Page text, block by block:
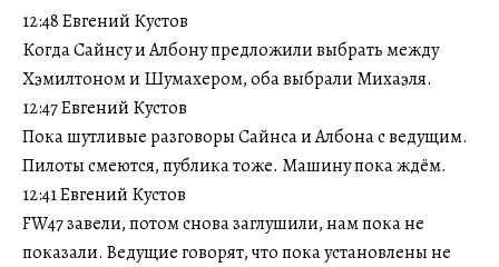
12:48 Евгений Кустов
Когда Сайнсу и Албону предложили выбрать между
Хэмилтоном и Шумахером, оба выбрали Михаэля.
12:47 Евгений Кустов
Пока шутливые разговоры Сайнса и Албона с ведущим.
Пилоты смеются, публика тоже. Машину пока ждём.
12:41 Евгений Кустов
FW47 завели, потом снова заглушили, нам пока не
показали. Ведущие говорят, что пока установлены не